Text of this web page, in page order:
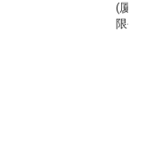
(厦门
限公